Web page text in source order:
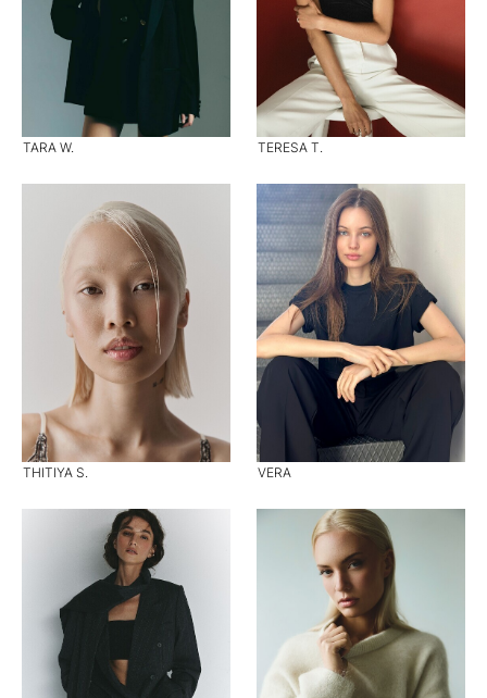
TARA W. TERESA T.
THITIYA S. VERA